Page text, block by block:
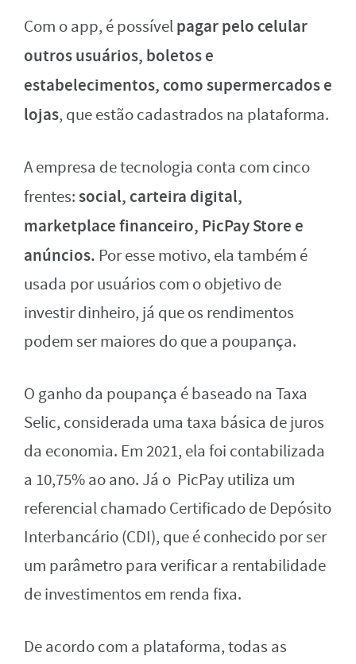
Com o app, é possívelpagar pelo celular
outros usuários, boletos e
estabelecimentos, como supermercados e
lojas, que estão cadastrados na plataforma.
A empresa de tecnologia conta com cinco
frentes:social, carteira digital,
marketplace financeiro, PicPay Store e
anúncios. Por esse motivo, ela também é
usada por usuários com o objetivo de
investir dinheiro, já que os rendimentos
podem ser maiores do que a poupança.
O ganho da poupança é baseado na Taxa
Selic, considerada uma taxa básica de juros
da economia. Em 2021, ela foi contabilizada
a 10,75% ao ano. Já o PicPay utiliza um
referencial chamado Certificado de Depósito
Interbancário (CDI), que é conhecido por ser
um parâmetro para verificar a rentabilidade
de investimentos em renda fixa.
De acordo com a plataforma, todas as